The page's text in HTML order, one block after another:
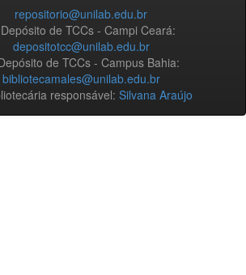
repositorio@unilab.edu.br
Depósito de TCCs - Campi Ceará:
depositotcc@unilab.edu.br
de TCCs - Campus Bahia:
bibliotecamales@unilab.edu.br
responsável: Silvana Araújo